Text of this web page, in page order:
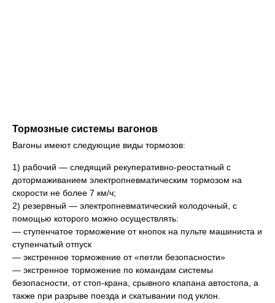
Тормозные системы вагонов
Вагоны имеют следующие виды тормозов:
1) рабочий — следящий рекуперативно-реостатный с
дотормаживанием электропневматическим тормозом на
скорости не более 7 км/ч;
2) резервный — электропневматический колодочный, с
помощью которого можно осуществлять:
— ступенчатое торможение от кнопок на пульте машиниста и
ступенчатый отпуск
— экстренное торможение от «петли безопасности»
— экстренное торможение по командам системы
безопасности, от стоп-крана, срывного клапана автостопа, а
также при разрыве поезда и скатывании под уклон.